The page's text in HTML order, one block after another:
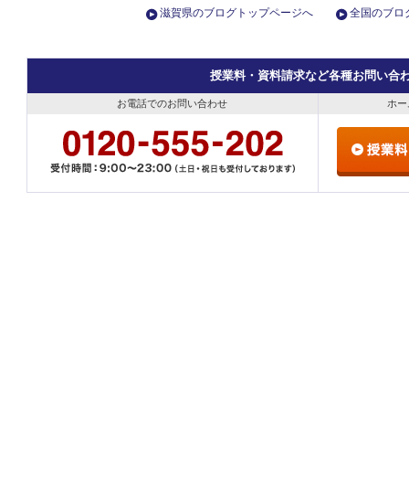
滋賀県のブログトップページへ 全国のブロ
授業料・資料請求など各種お問い合
お電話でのお問い合わせ ホ